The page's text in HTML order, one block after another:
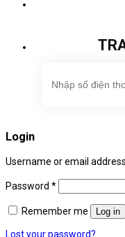
Login
Username or email address
Password *
Remember me Log in
Lost your password?